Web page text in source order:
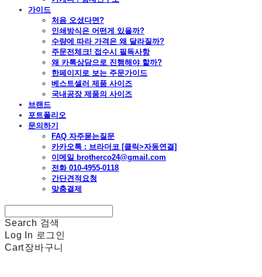
가이드
처음 오셨다면?
인쇄방식은 어떤게 있을까?
수량에 따라 가격은 왜 달라질까?
주문전체크! 접수시 필독사항
왜 카톡상담으로 진행해야 할까?
한페이지로 보는 주문가이드
베스트셀러 제품 사이즈
국내공장 제품의 사이즈
브랜드
포트폴리오
문의하기
FAQ 자주묻는질문
카카오톡 : 브라더코 [클릭>자동연결]
이메일 brotherco24@gmail.com
전화 010-4955-0118
간단견적요청
맞춤결제
Search 검색
Log In 로그인
Cart장바구니